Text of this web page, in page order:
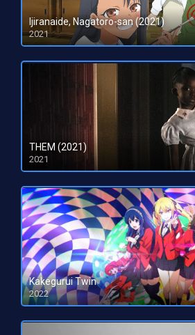
Ijiranaide, Nagatoro-san (2021)
2021
THEM (2021)
2021
Kakegurui Twin
2022
HD 1080pHD 720p